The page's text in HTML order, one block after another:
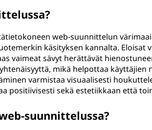
web-suunnittelun
käsityksen kannalta. Eloisat
vaimeat sävyt herättävät
mikä helpottaa käyttäjien
varmistaa visuaalisesti
positiivisesti sekä estetiikkaan että
suunnittelussa?